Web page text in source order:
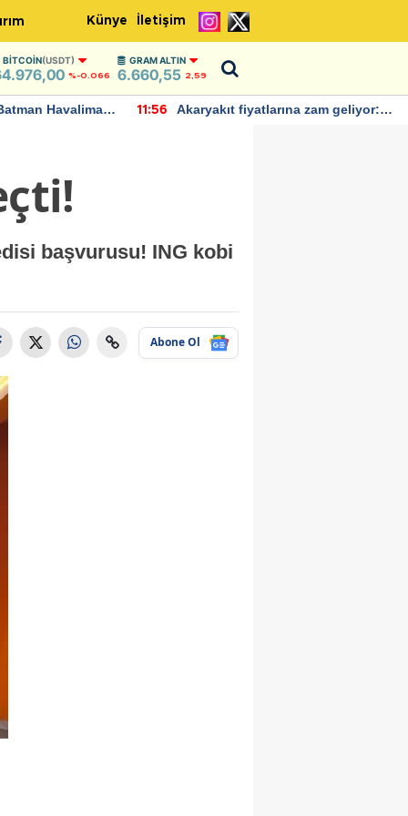
Künye İletişim
BITCOIN(USDT)
%-0.066
GRAM ALTIN
6.660,55 2,59
Havalimanı
11:56
Akaryakıt fiyatlarına zam geliyor:
başvurusu! ING kobi
Abone Ol